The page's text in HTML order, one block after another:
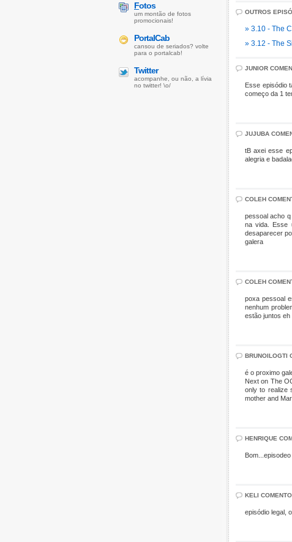
OUTROS
» 3.10 - The
» 3.12 - The
JUNIOR
Esse episódio
começo da 1
JUJUBA
tB axei esse
alegria e
COLEH
pessoal acho
na vida. Esse
desaparecer
galera
COLEH
poxa pessoal
nenhum
estão juntos eh
BRUNOILOGTI
é o proximo
Next on The
only to realize
mother and
HENRIQUE
KELI
episódio legal,
Fotos
um montão de fotos
promocionais!
PortalCab
cansou de seriados? volte
para o portalcab!
Twitter
acompanhe, ou não, a lívia
no twitter! \o/